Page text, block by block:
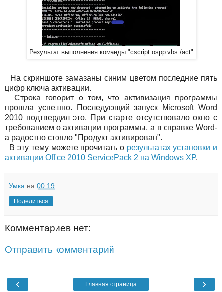
Результат выполнения команды "cscript ospp.vbs /act"
На скриншоте замазаны синим цветом последние пять
цифр ключа активации.
Строка говорит о том, что активизация программы
прошла успешно. Последующий запуск Microsoft Word
2010 подтвердил это. При старте отсутствовало окно с
требованием о активации программы, а в справке Word-
а радостно стояло "Продукт активирован".
В эту тему можете прочитать о результатах установки и
активации Office 2010 ServicePack 2 на Windows XP.
Умка на 00:19
Поделиться
Комментариев нет:
Отправить комментарий
‹ ›
Главная страница